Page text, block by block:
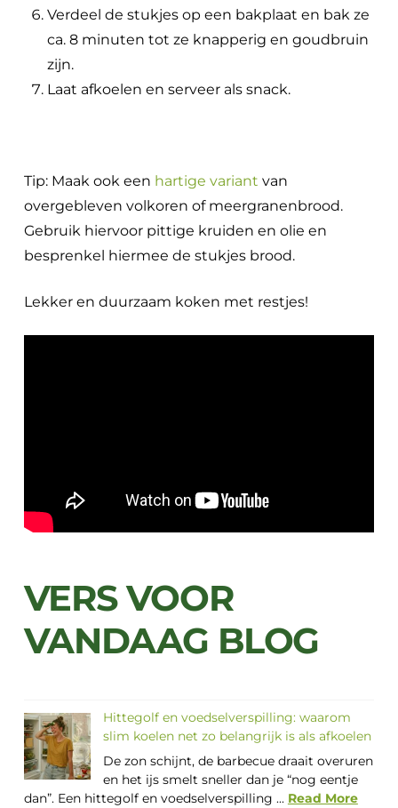
Verdeel de stukjes op een bakplaat en bak ze
ca. 8 minuten tot ze knapperig en goudbruin
zijn.
Laat afkoelen en serveer als snack.
Tip: Maak ook een hartige variant van
overgebleven volkoren of meergranenbrood.
Gebruik hiervoor pittige kruiden en olie en
besprenkel hiermee de stukjes brood.
Lekker en duurzaam koken met restjes!
VERS VOOR
VANDAAG BLOG
Hittegolf en voedselverspilling: waarom
slim koelen net zo belangrijk is als afkoelen
De zon schijnt, de barbecue draait overuren
en het ijs smelt sneller dan je “nog eentje
dan”. Een hittegolf en voedselverspilling ... Read More